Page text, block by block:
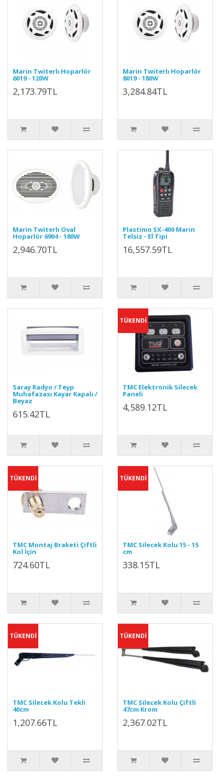
Marin Twiterlı Hoparlör
6019 - 120W
2,173.79TL
Marin Twiterlı Hoparlör
8019 - 180W
3,284.84TL
Marin Twiterlı Oval
Hoparlör 6904 - 180W
2,946.70TL
Plastimo SX-400 Marin
Telsiz - El Tipi
16,557.59TL
Saray Radyo / Teyp
Muhafazası Kayar Kapalı /
Beyaz
615.42TL
TÜKENDİ
TMC Elektronik Silecek
Paneli
4,589.12TL
TÜKENDİ
TMC Montaj Braketi Çiftli
Kol İçin
724.60TL
TÜKENDİ
TMC Silecek Kolu 15 - 15
cm
338.15TL
TÜKENDİ
TMC Silecek Kolu Tekli
40cm
1,207.66TL
TÜKENDİ
TMC Silecek Kolu Çiftli
47cm Krom
2,367.02TL